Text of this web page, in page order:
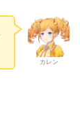
カレン